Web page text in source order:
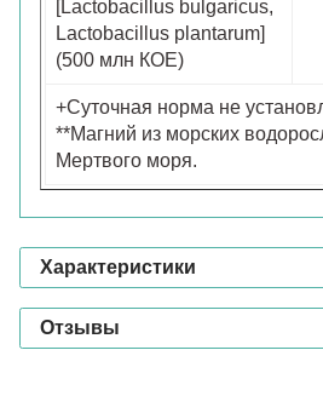
[Lactobacillus bulgaricus,
Lactobacillus plantarum]
(500 млн КОЕ)
+Суточная норма не
**Магний из морских
Мертвого моря.
Характеристики
Отзывы